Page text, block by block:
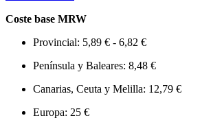
Coste base MRW
Provincial: 5,89 € - 6,82 €
Península y Baleares: 8,48 €
Canarias, Ceuta y Melilla: 12,79 €
Europa: 25 €